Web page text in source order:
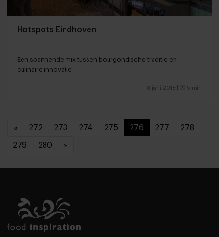
Hotspots Eindhoven
Een spannende mix tussen bourgondische traditie en
culinaire innovatie
8 juni 2018 5 min
« 272 273 274 275 276 277 278
279 280 »